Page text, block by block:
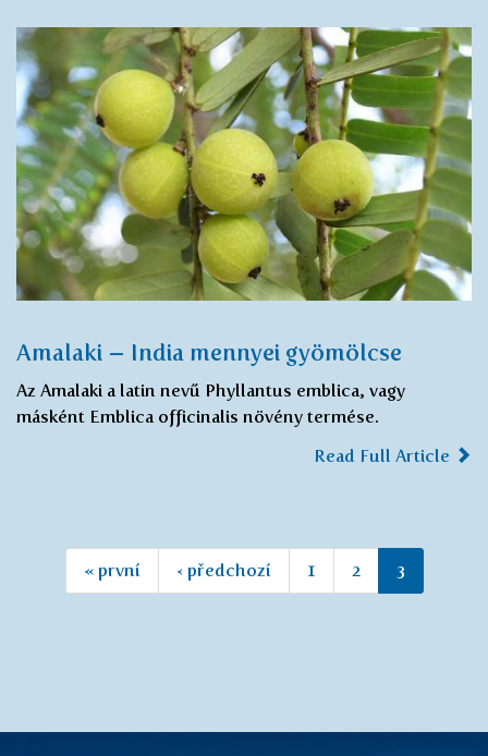
Amalaki – India mennyei gyömölcse
Az Amalaki a latin nevű Phyllantus emblica, vagy
másként Emblica officinalis növény termése.
Read Full Article
« první ‹ předchozí 1 2 3